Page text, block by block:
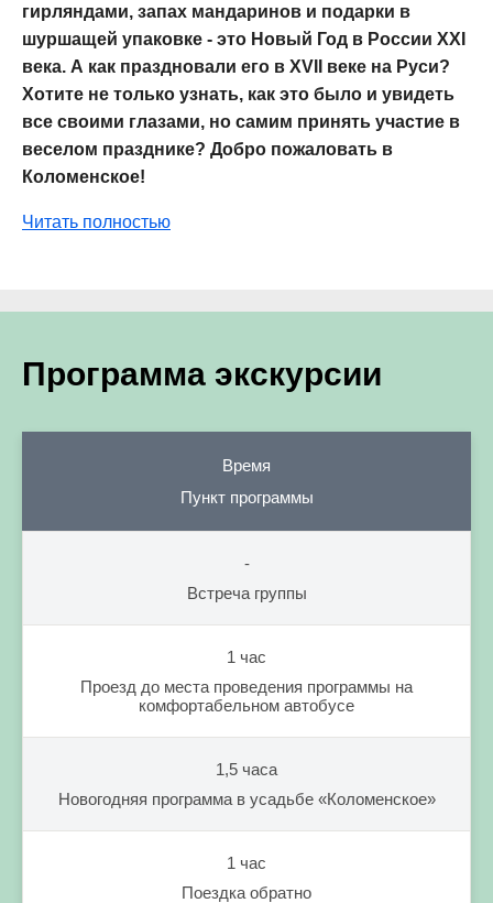
гирляндами, запах мандаринов и подарки в
шуршащей упаковке - это Новый Год в России XXI
века. А как праздновали его в XVII веке на Руси?
Хотите не только узнать, как это было и увидеть
все своими глазами, но самим принять участие в
веселом празднике? Добро пожаловать в
Коломенское!
Читать полностью
Программа экскурсии
Время
Пункт программы
-
Встреча группы
1 час
Проезд до места проведения программы на
комфортабельном автобусе
1,5 часа
Новогодняя программа в усадьбе «Коломенское»
1 час
Поездка обратно